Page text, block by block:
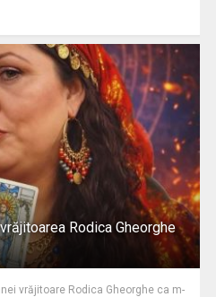
Rodica Gheorghe
vrăjitoare Rodica Gheorghe ca m-